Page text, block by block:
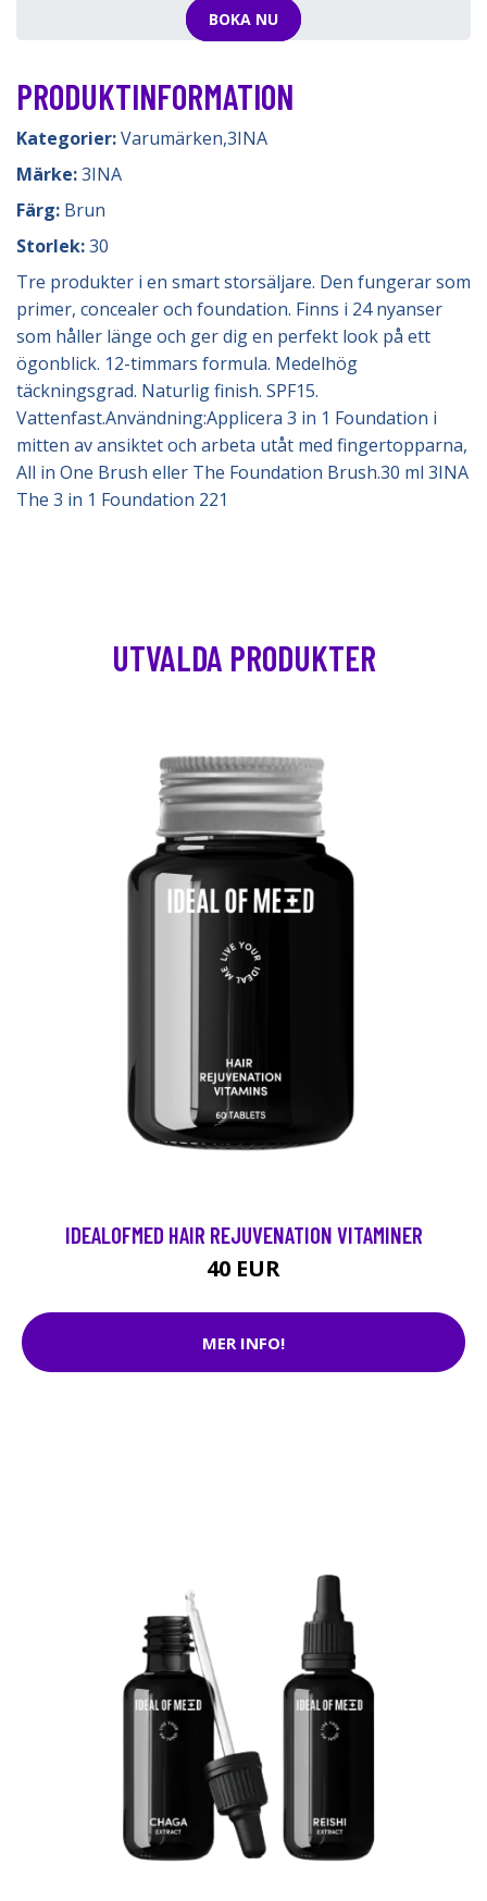
BOKA NU
PRODUKTINFORMATION
Kategorier:Varumärken,3INA
Märke:3INA
Färg: Brun
Storlek:30
Tre produkter i en smart storsäljare. Den fungerar som
primer, concealer och foundation. Finns i 24 nyanser
som håller länge och ger dig en perfekt look på ett
ögonblick. 12-timmars formula. Medelhög
täckningsgrad. Naturlig finish. SPF15.
Vattenfast.Användning:Applicera 3 in 1 Foundation i
mitten av ansiktet och arbeta utåt med fingertopparna,
All in One Brush eller The Foundation Brush.30 ml 3INA
The 3 in 1 Foundation 221
UTVALDA PRODUKTER
IDEALOFMED HAIR REJUVENATION VITAMINER
40 EUR
MER INFO!